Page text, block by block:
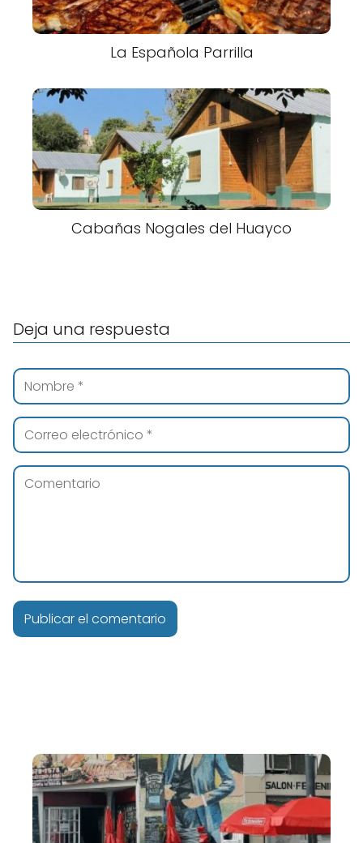
La Española Parrilla
Cabañas Nogales del Huayco
Deja una respuesta